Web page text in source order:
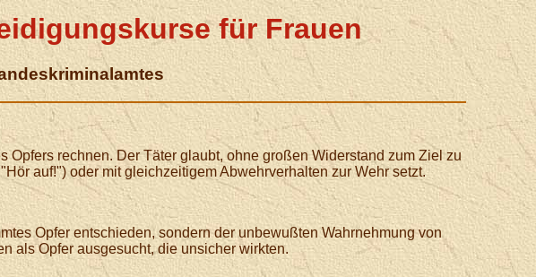
für Frauen
rechnen. Der Täter glaubt, ohne großen Widerstand zum Ziel zu
auf!") oder mit gleichzeitigem Abwehrverhalten zur Wehr setzt.
Opfer entschieden, sondern der unbewußten Wahrnehmung von
als Opfer ausgesucht, die unsicher wirkten.